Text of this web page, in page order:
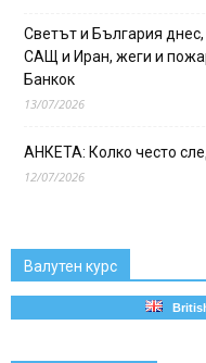
Светът и България
САЩ и Иран, жеги и
Банкок
13/07/2026
АНКЕТА: Колко често
12/07/2026
Валутен курс